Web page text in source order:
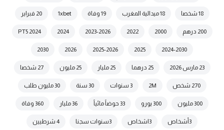
18 شخصا 18 ميدالية المغرب 19 وفاة 1xbet 20 فبراير
200 درهم 2000
2022
2023-2026
2024
2024 PT5
2024-2030
2025
2025-2026
2026
2030
23 مارس 2026 25 درهما 25 مليار 25 مليون 27 شخصا
270 شخص 2M 3 سنوات 30 سنة 30 مليون طلب
300 مليون 300 يورو 33 حوضاً مائياً 36 مليار 360 وفاة
3أشخاص 3اشخاص 3سنوات سجنا 4 شرطيين